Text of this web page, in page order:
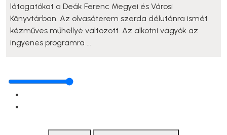
látogatókat a Deák Ferenc Megyei és Városi
Könyvtárban. Az olvasóterem szerda délutánra ismét
kézműves műhellyé változott. Az alkotni vágyók az
ingyenes programra ...